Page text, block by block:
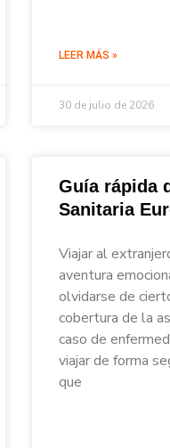
LEER MÁS »
30 de julio de 2026
Guía rápida
Sanitaria
Viajar al
aventura
olvidarse de
cobertura de la
caso de
viajar de forma
que